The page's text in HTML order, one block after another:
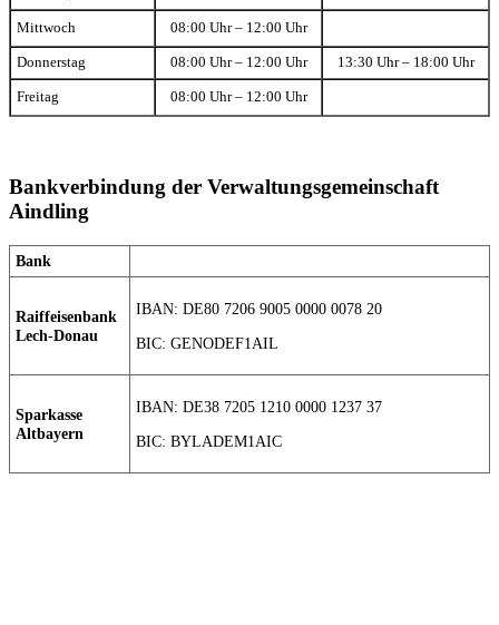
Mittwoch 08:00 Uhr – 12:00 Uhr
Donnerstag 08:00 Uhr – 12:00 Uhr 13:30 Uhr – 18:00 Uhr
Freitag 08:00 Uhr – 12:00 Uhr
Bankverbindung der Verwaltungsgemeinschaft
Aindling
Bank
Raiffeisenbank
Lech-Donau
IBAN: DE80 7206 9005 0000 0078 20
BIC: GENODEF1AIL
Sparkasse
Altbayern
IBAN: DE38 7205 1210 0000 1237 37
BIC: BYLADEM1AIC